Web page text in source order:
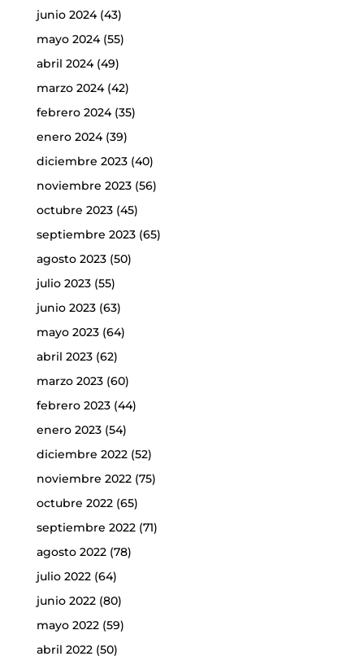
junio 2024(43)
mayo 2024(55)
abril 2024(49)
marzo 2024(42)
febrero 2024(35)
enero 2024(39)
diciembre 2023(40)
noviembre 2023(56)
octubre 2023(45)
septiembre 2023(65)
agosto 2023(50)
julio 2023(55)
junio 2023(63)
mayo 2023(64)
abril 2023(62)
marzo 2023(60)
febrero 2023(44)
enero 2023(54)
diciembre 2022(52)
noviembre 2022(75)
octubre 2022(65)
septiembre 2022(71)
agosto 2022(78)
julio 2022(64)
junio 2022(80)
mayo 2022(59)
abril 2022(50)